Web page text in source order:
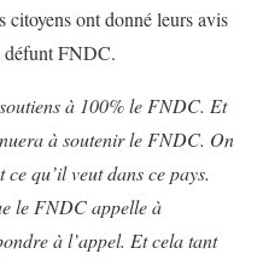
ont donné leurs avis
défunt FNDC.
à 100% le FNDC. Et
à soutenir le FNDC. On
qu’il veut dans ce pays.
le FNDC appelle à
à l’appel. Et cela tant